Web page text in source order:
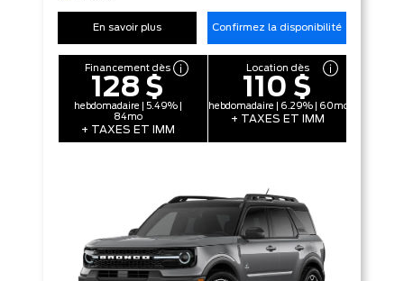
En savoir plus Confirmez la disponibilité
Financement dès
128 $
hebdomadaire | 5.49% |
84mo
+ TAXES ET IMM
Location dès
110 $
hebdomadaire | 6.29% | 60mo
+ TAXES ET IMM